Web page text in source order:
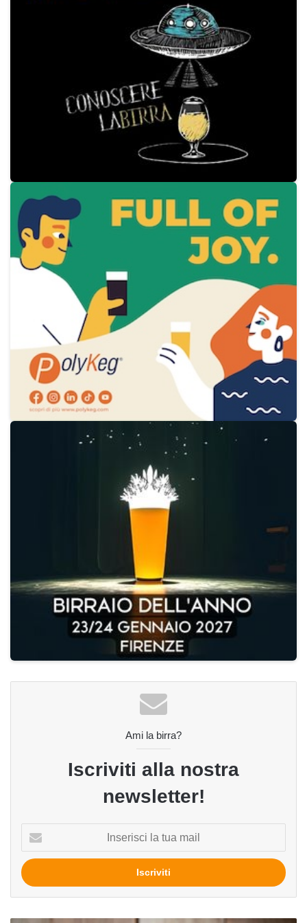
Ami la birra?
Iscriviti alla nostra
newsletter!
tua
mail